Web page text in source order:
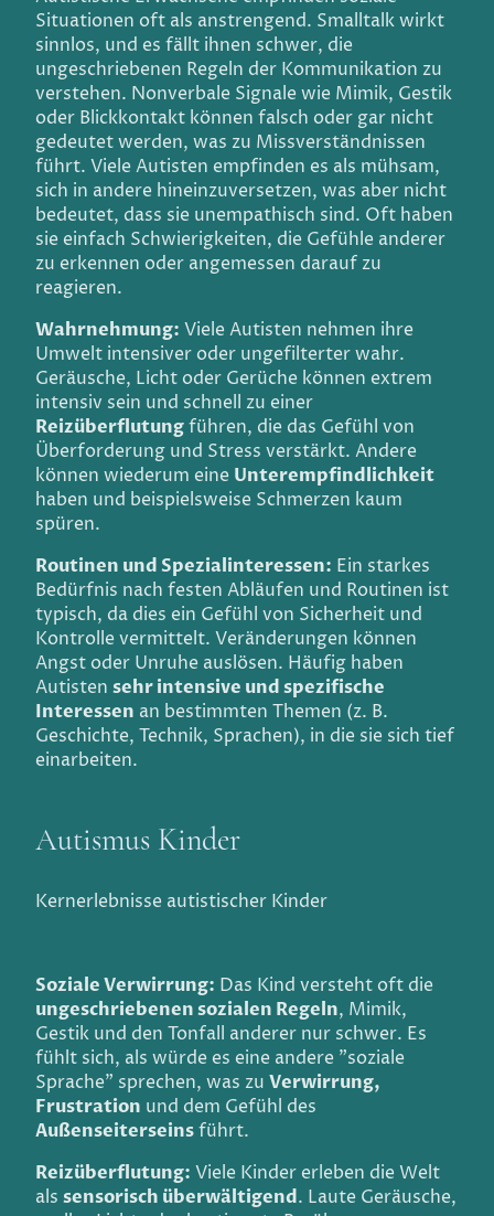
Situationen oft als anstrengend. Smalltalk wirkt
sinnlos, und es fällt ihnen schwer, die
ungeschriebenen Regeln der Kommunikation zu
verstehen. Nonverbale Signale wie Mimik, Gestik
oder Blickkontakt können falsch oder gar nicht
gedeutet werden, was zu Missverständnissen
führt. Viele Autisten empfinden es als mühsam,
sich in andere hineinzuversetzen, was aber nicht
bedeutet, dass sie unempathisch sind. Oft haben
sie einfach Schwierigkeiten, die Gefühle anderer
zu erkennen oder angemessen darauf zu
reagieren.
Wahrnehmung: Viele Autisten nehmen ihre
Umwelt intensiver oder ungefilterter wahr.
Geräusche, Licht oder Gerüche können extrem
intensiv sein und schnell zu einer
Reizüberflutungführen, die das Gefühl von
Überforderung und Stress verstärkt. Andere
können wiederum eine Unterempfindlichkeit
haben und beispielsweise Schmerzen kaum
spüren.
Routinen und Spezialinteressen: Ein starkes
Bedürfnis nach festen Abläufen und Routinen ist
typisch, da dies ein Gefühl von Sicherheit und
Kontrolle vermittelt. Veränderungen können
Angst oder Unruhe auslösen. Häufig haben
Autisten sehr intensive und spezifische
Interessen an bestimmten Themen (z. B.
Geschichte, Technik, Sprachen), in die sie sich tief
einarbeiten.
Autismus Kinder
Kernerlebnisse autistischer Kinder
Soziale Verwirrung: Das Kind versteht oft die
ungeschriebenen sozialen Regeln, Mimik,
Gestik und den Tonfall anderer nur schwer. Es
fühlt sich, als würde es eine andere "soziale
Sprache" sprechen, was zu Verwirrung,
Frustration und dem Gefühl des
Außenseiterseinsführt.
Reizüberflutung: Viele Kinder erleben die Welt
als sensorisch überwältigend. Laute Geräusche,